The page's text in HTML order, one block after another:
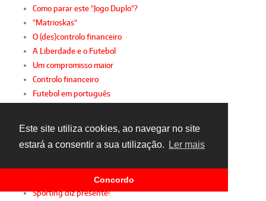
Este site utiliza cookies, ao navegar no site
estará a consentir a sua utilização.
Ler mais
Concordo
Como parar este "Jogo Duplo"?
"Matrioskas"
O (des)controlo financeiro
A Liberdade e o Futebol
Um compromisso maior
Controlo financeiro
Futebol em português
Desporto intergeracional
A mulher e o futebol
Sindicato de parabéns
Sporting diz presente!